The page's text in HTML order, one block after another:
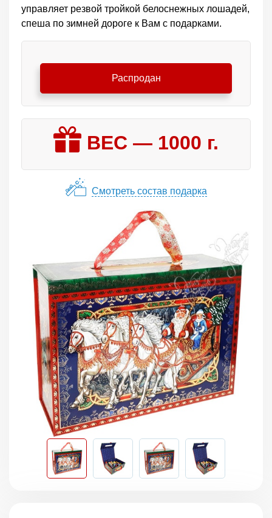
управляет резвой тройкой белоснежных лошадей,
спеша по зимней дороге к Вам с подарками.
Распродан
ВЕС — 1000 г.
Смотреть состав подарка